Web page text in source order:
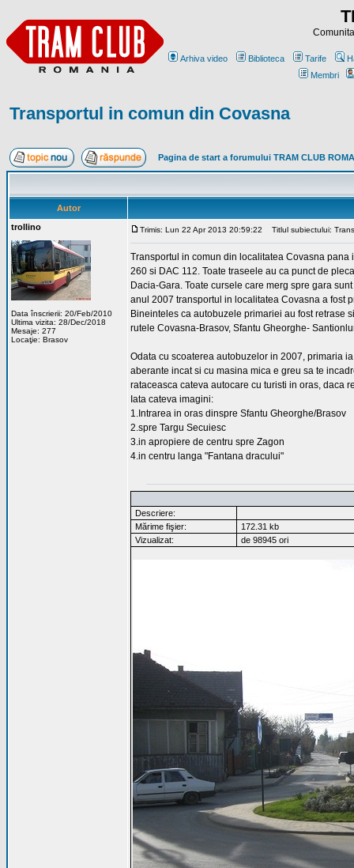
Arhiva video Biblioteca Tarife
Membri
Transportul in comun din Covasna
Pagina de start a forumului TRAM CLUB
Autor
trollino
Data înscrierii: 20/Feb/2010
Ultima vizita: 28/Dec/2018
Mesaje: 277
Locaţie: Brasov
Trimis: Lun 22 Apr 2013 20:59:22 Titlul subiectului:
Transportul in comun din localitatea Covasna
260 si DAC 112. Toate traseele au ca punct de
Dacia-Gara. Toate cursele care merg spre gara
anul 2007 transportul in localitatea Covasna a fost
Bineinteles ca autobuzele primariei au fost retrase
rutele Covasna-Brasov, Sfantu Gheorghe-
Odata cu scoaterea autobuzelor in 2007, primaria
aberante incat si cu masina mica e greu sa te
rataceasca cateva autocare cu turisti in oras, daca
Iata cateva imagini:
1.Intrarea in oras dinspre Sfantu Gheorghe/Brasov
2.spre Targu Secuiesc
3.in apropiere de centru spre Zagon
4.in centru langa "Fantana dracului"
Descriere:
Mărime fişier:
172.31 kb
Vizualizat:
de 98945 ori